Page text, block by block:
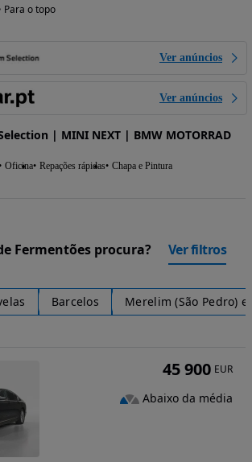
Para o topo
Ver anúncios
Ver anúncios
| MINI NEXT | BMW MOTORRAD
Oficina Repações rápidas Chapa e Pintura
Fermentões procura? Ver filtros
Barcelos Merelim (São Pedro) e
45 900 EUR
Abaixo da média